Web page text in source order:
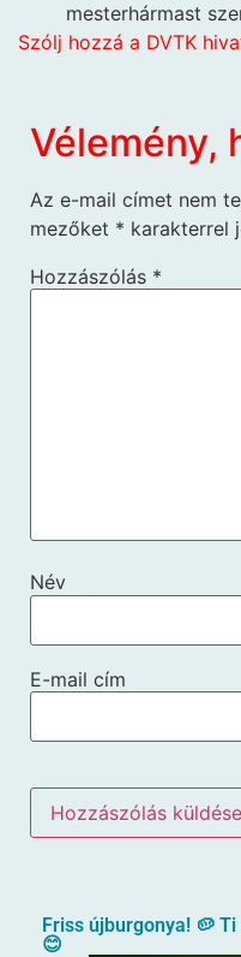
mesterhármast
Szólj hozzá a DVTK
Vélemény,
Az e-mail címet nem
mezőket * karakterrel
Hozzászólás *
Név
E-mail cím
Friss újburgonya! 🥔
😊